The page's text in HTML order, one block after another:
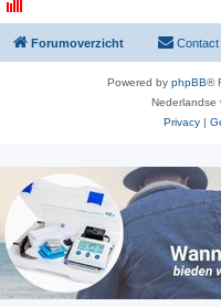
Forumoverzicht Contact
Powered by phpBB®
Nederlandse
Privacy |